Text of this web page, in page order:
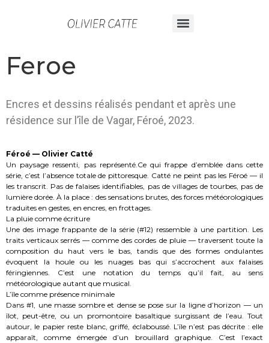
Feroe
Encres et dessins réalisés pendant et après une
résidence sur l’île de Vagar, Féroé, 2023.
Féroé — Olivier Catté
Un paysage ressenti, pas représenté.Ce qui frappe d’emblée dans cette
série, c’est l’absence totale de pittoresque. Catté ne peint pas les Féroé — il
les transcrit. Pas de falaises identifiables, pas de villages de tourbes, pas de
lumière dorée. À la place : des sensations brutes, des forces météorologiques
traduites en gestes, en encres, en frottages.
La pluie comme écriture
Une des image frappante de la série (#12) ressemble à une partition. Les
traits verticaux serrés — comme des cordes de pluie — traversent toute la
composition du haut vers le bas, tandis que des formes ondulantes
évoquent la houle ou les nuages bas qui s’accrochent aux falaises
féringiennes. C’est une notation du temps qu’il fait, au sens
météorologique autant que musical.
L’île comme présence minimale
Dans #1, une masse sombre et dense se pose sur la ligne d’horizon — un
îlot, peut-être, ou un promontoire basaltique surgissant de l’eau. Tout
autour, le papier reste blanc, griffé, éclaboussé. L’île n’est pas décrite : elle
apparaît, comme émergée d’un brouillard graphique. C’est l’exact